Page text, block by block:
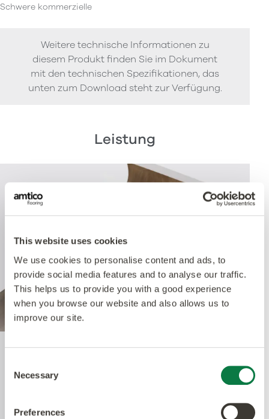
This website uses cookies
We use cookies to personalise content and ads, to
provide social media features and to analyse our traffic.
This helps us to provide you with a good experience
when you browse our website and also allows us to
improve our site.
Selection
Necessary
Preferences
Schwere kommerzielle
Weitere technische Informationen zu
diesem Produkt finden Sie im Dokument
mit den technischen Spezifikationen, das
unten zum Download steht zur Verfügung.
Leistung
Quantum Guard Elite